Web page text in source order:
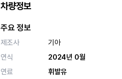
차량정보
주요 정보
제조사
기아
연식
2024년 0월
연료
휘발유